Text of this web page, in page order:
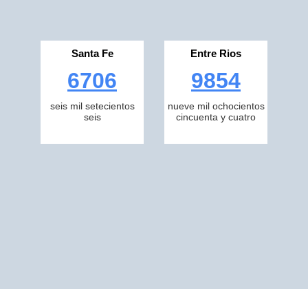
Santa Fe
6706
seis mil setecientos
seis
Entre Rios
9854
nueve mil ochocientos
cincuenta y cuatro